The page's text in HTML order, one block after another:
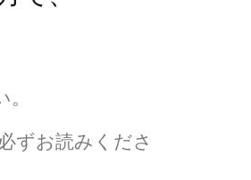
ずお読みくださ